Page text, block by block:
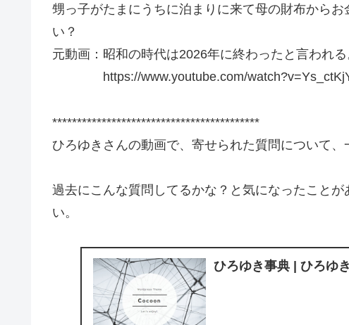
甥っ子がたまにうちに泊まりに来て母の財布から
い？
元動画：昭和の時代は2026年に終わったと言われ
https://www.youtube.com/
******************************************
ひろゆきさんの動画で、寄せられた質問について、
過去にこんな質問してるかな？と気になったこと
い。
ひろゆき事典 | ひろゆ